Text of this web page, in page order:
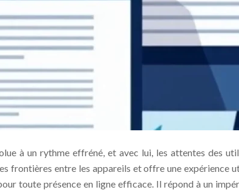
à un rythme effréné, et avec lui, les attentes des
frontières entre les appareils et offre une expérience
toute présence en ligne efficace. Il répond à un